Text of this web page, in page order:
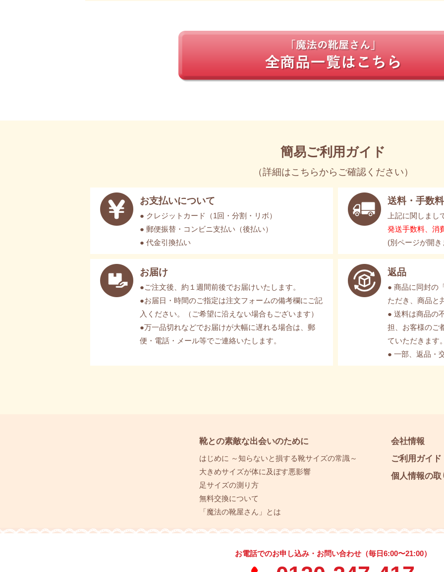
簡易ご利用ガイド
（詳細はこちらからご確認ください）
お支払いについて
● クレジットカード（1回・分割・リボ）
● 郵便振替・コンビニ支払い（後払い）
● 代金引換払い
送料・手数
上記に関しま
発送手数料、消
(別ページが開き
お届け
●ご注文後、約１週間前後でお届けいたします。
●お届日・時間のご指定は注文フォームの備考欄にご記
入ください。（ご希望に沿えない場合もございます）
●万一品切れなどでお届けが大幅に遅れる場合は、郵
便・電話・メール等でご連絡いたします。
返品
● 商品に同封の
ただき、商品と
● 送料は商品の
担、お客様のご
ていただきます
● 一部、返品・
靴との素敵な出会いのために
はじめに ～知らないと損する靴サイズの常識～
大きめサイズが体に及ぼす悪影響
足サイズの測り方
無料交換について
「魔法の靴屋さん」とは
会社情報
ご利用ガイド
個人情報の取
お電話でのお申し込み・お問い合わせ（毎日6:00〜21:00）